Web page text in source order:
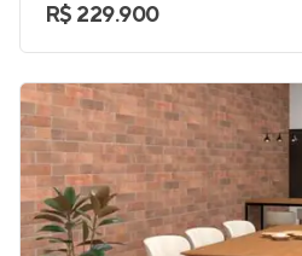
R$ 229.900